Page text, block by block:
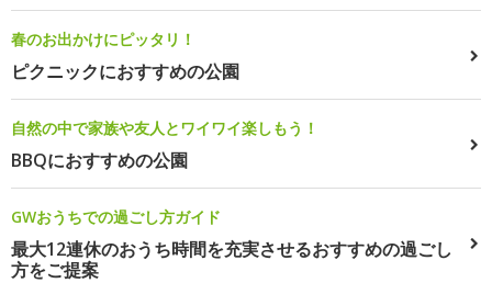
春のお出かけにピッタリ！
ピクニックにおすすめの公園
自然の中で家族や友人とワイワイ楽しもう！
BBQにおすすめの公園
GWおうちでの過ごし方ガイド
最大12連休のおうち時間を充実させるおすすめの過ごし
方をご提案